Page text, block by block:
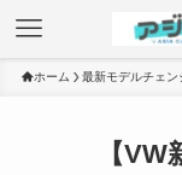
ホーム 最新モデルチェン
【